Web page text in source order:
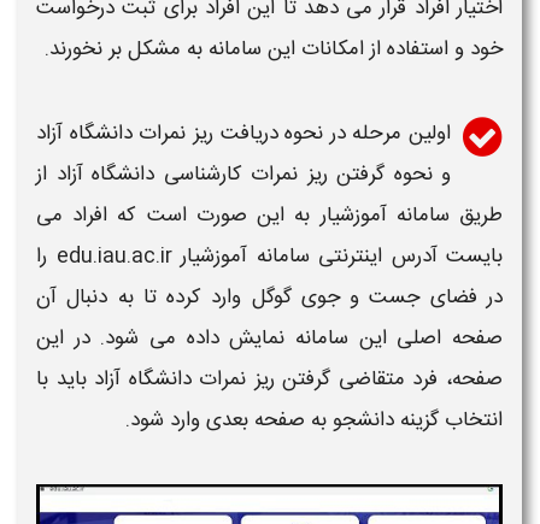
اختیار افراد قرار می دهد تا این افراد برای ثبت درخواست
خود و استفاده از امکانات این سامانه به مشکل بر نخورند.
اولین مرحله در نحوهدریافت ریز نمرات دانشگاه آزاد
ونحوه گرفتن ریز نمرات کارشناسی دانشگاه آزاد از
طریق سامانهآموزشیار به این صورت است که افراد می
بایست آدرس اینترنتی سامانه
آموزشیار edu.iau.ac.ir را
در فضای جست و جوی گوگل وارد کرده تا به دنبال آن
صفحه اصلی این سامانه نمایش داده می شود. در این
صفحه، فرد متقاضی گرفتن ریز نمرات دانشگاه آزادباید با
انتخاب گزینه دانشجو به صفحه بعدی وارد شود.